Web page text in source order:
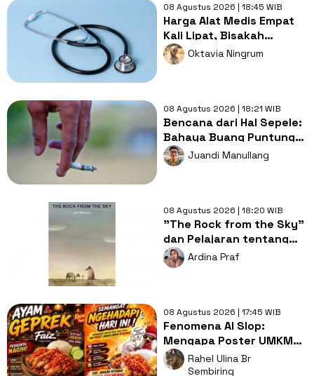
08 Agustus 2026 | 18:45 WIB
Harga Alat Medis Empat
Kali Lipat, Bisakah
Layanan Kesehatan
Tetap Murah?
Oktavia Ningrum
08 Agustus 2026 | 18:21 WIB
Bencana dari Hal Sepele:
Bahaya Buang Puntung
Rokok Sembarangan di
Musim Kemarau
Juandi Manullang
08 Agustus 2026 | 18:20 WIB
"The Rock from the Sky"
dan Pelajaran tentang
Berani Menghadapi
Perubahan
Ardina Praf
08 Agustus 2026 | 17:45 WIB
Fenomena AI Slop:
Mengapa Poster UMKM
Makin Seragam dan Bikin
Kita Bosan?
Rahel Ulina Br
Sembiring